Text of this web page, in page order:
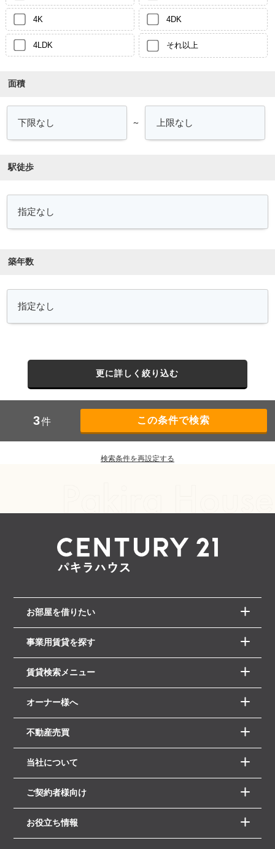
4K 4DK
4LDK それ以上
面積
～
駅徒歩
築年数
更に詳しく絞り込む
3件
検索条件を再設定する
お部屋を借りたい
事業用賃貸を探す
賃貸検索メニュー
オーナー様へ
不動産売買
当社について
ご契約者様向け
お役立ち情報